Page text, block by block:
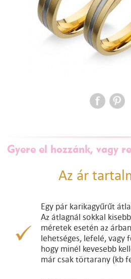
Gyere el hozzánk, vagy
Az ár
Egy pár karikagyűrűt
Az átlagnál sokkal
méretek esetén az
lehetséges, lefelé, vagy
hogy minél kevesebb
már csak törtarany (kb